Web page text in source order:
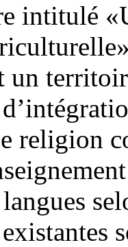
intitulé
un
religion